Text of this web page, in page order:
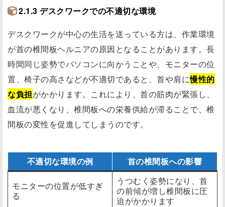
2.1.3 デスクワークでの不適切な環境
デスクワークが中心の生活を送っている方は、作業環境
が首の椎間板ヘルニアの原因となることがあります。長
時間同じ姿勢でパソコンに向かうことや、モニターの位
置、椅子の高さなどが不適切であると、首や肩に慢性的
な負担がかかります。これにより、首の筋肉が緊張し、
血流が悪くなり、椎間板への栄養供給が滞ることで、椎
間板の変性を促進してしまうのです。
不適切な環境の例 首の椎間板への影響
モニターの位置が低すぎ
る
うつむく姿勢になり、首
の前傾が増し椎間板に圧
迫がかかります